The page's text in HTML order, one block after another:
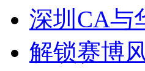
深圳CA与
解锁赛博